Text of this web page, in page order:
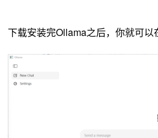
下载安装完Ollama之后，你就可以